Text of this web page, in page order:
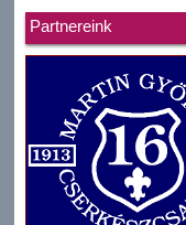
Partnereink